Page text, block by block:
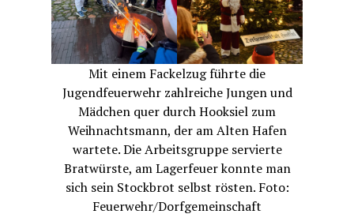
Mit einem Fackelzug führte die
Jugendfeuerwehr zahlreiche Jungen und
Mädchen quer durch Hooksiel zum
Weihnachtsmann, der am Alten Hafen
wartete. Die Arbeitsgruppe servierte
Bratwürste, am Lagerfeuer konnte man
sich sein Stockbrot selbst rösten. Foto:
Feuerwehr/Dorfgemeinschaft